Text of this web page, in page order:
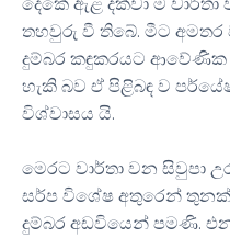
තහවුරු වී තිබේ. මීට
දුම්බර කඳුකරයට ආවේණික
හැකි බව ඒ පිළිබඳ ව
විශ්වාසය යි.
මෙරට වාර්තා වන සිවුපා
සර්ප විශේෂ අතුරෙන්
දුම්බර අඩවියෙන් පමණි.